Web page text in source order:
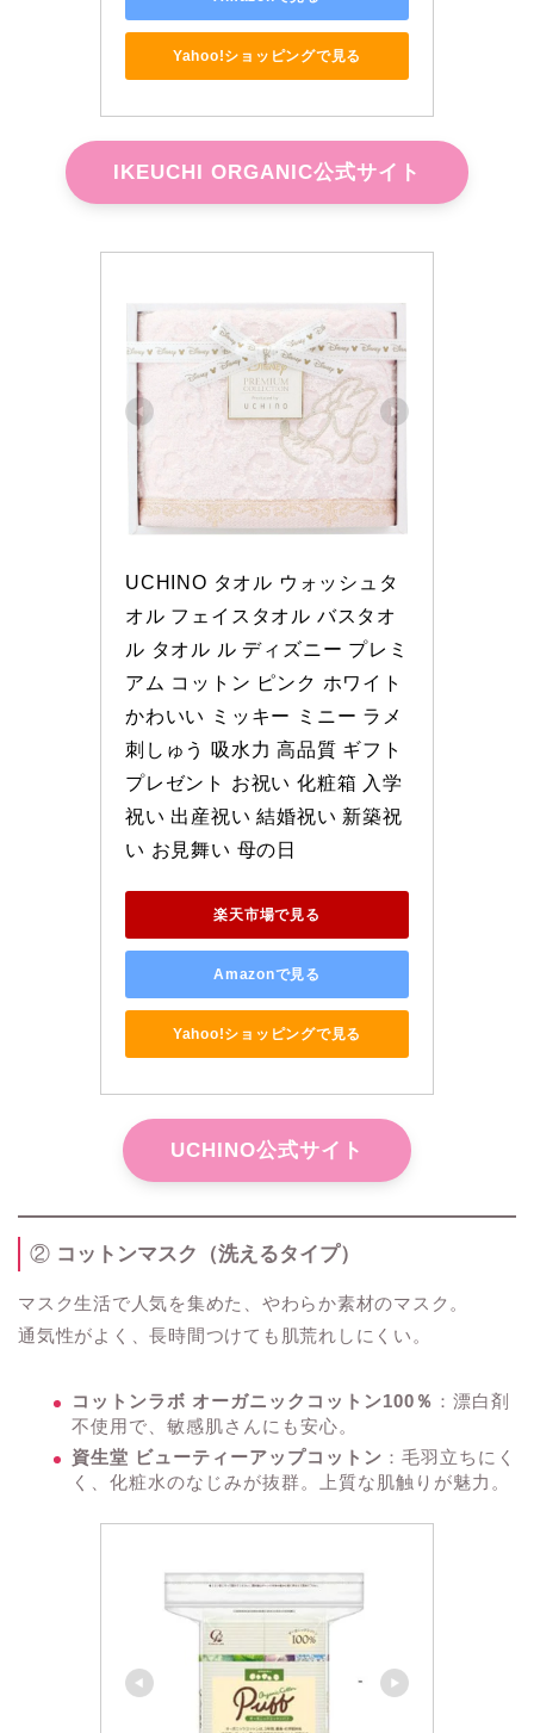
Yahoo!ショッピングで見る
IKEUCHI ORGANIC公式サイト
UCHINO タオル ウォッシュタ
オル フェイスタオル バスタオ
ル タオル ル ディズニー プレミ
アム コットン ピンク ホワイト
かわいい ミッキー ミニー ラメ
刺しゅう 吸水力 高品質 ギフト
プレゼント お祝い 化粧箱 入学
祝い 出産祝い 結婚祝い 新築祝
い お見舞い 母の日
楽天市場で見る
Amazonで見る
Yahoo!ショッピングで見る
UCHINO公式サイト
② コットンマスク（洗えるタイプ）
マスク生活で人気を集めた、やわらか素材のマスク。
通気性がよく、長時間つけても肌荒れしにくい。
コットンラボ オーガニックコットン100％ ：漂白剤
不使用で、敏感肌さんにも安心。
資生堂 ビューティーアップコットン ：毛羽立ちにく
く、化粧水のなじみが抜群。上質な肌触りが魅力。